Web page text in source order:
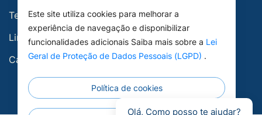
Telefones Úteis
Links Úteis
Carta de Serviços
Este site utiliza cookies para melhorar a
experiência de navegação e disponibilizar
funcionalidades adicionais Saiba mais sobre a Lei
Geral de Proteção de Dados Pessoais (LGPD) .
Política de cookies
Olá, Como posso te ajudar?